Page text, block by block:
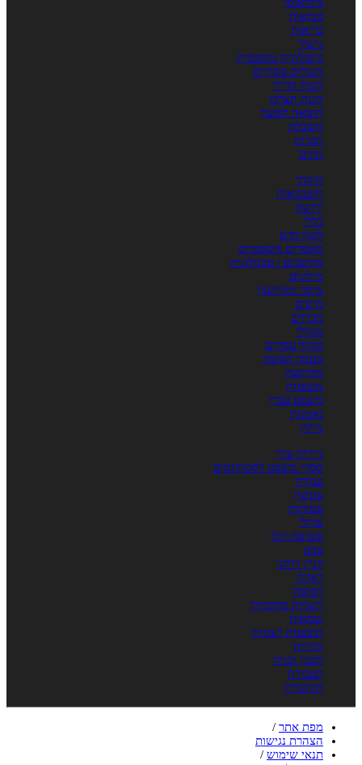
בנקאות
בריאות
גישור
גרפולוגיה משפטית
הגבלים עסקיים
הגנת הדייר
הגנת הצרכן
הוצאה לפועל
השכלה
חברות
חוזים
חוקתי
חשבונאות
ירושה
כללי
לשון הרע
מאמרים משפטיים
מחשבים / טכנולוגיה
מילונים
מיסוי מקרקעין
מיסים
מכרזים
מנהלי
מנהל עסקים
מעמד האשה
מקרקעין
משפחה
משפט עברי
נאמנות
נזיקין
ניירות ערך
ספרי משפט לסטודנטים
עבודה
עונשין
עמותות
פלילי
פשיטת רגל
צבא
קניין רוחני
ראיות
רפואה
רשויות מקומיות
שמאות
תובענות ייצוגית
תיירות
תכנון ובניה
תעבורה
תקשורת
מפת אתר /
הצהרת נגישות
תנאי שימוש /